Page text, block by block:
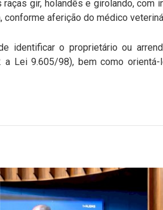
gir, holandês e girolando, com
aferição do médico
identificar o proprietário ou
Lei 9.605/98), bem como